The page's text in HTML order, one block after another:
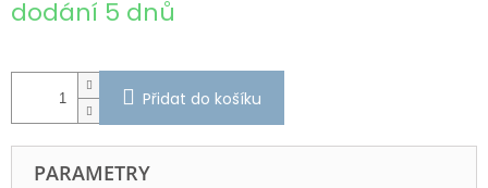
dodání 5 dnů
Přidat do košíku
PARAMETRY